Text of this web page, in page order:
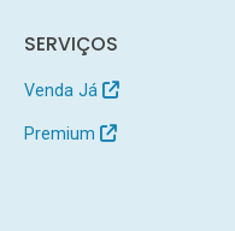
SERVIÇOS
Venda Já
Premium